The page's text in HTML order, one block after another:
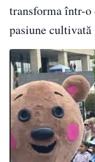
transforma într-
pasiune